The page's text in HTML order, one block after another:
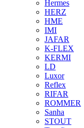
Hermes
HERZ
HME
IMI
JAFAR
K-FLEX
KERMI
LD
Luxor
Reflex
RIFAR
ROMMER
Sanha
STOUT